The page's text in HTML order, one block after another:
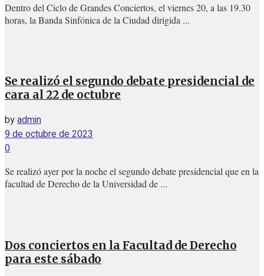
Dentro del Ciclo de Grandes Conciertos, el viernes 20, a las 19.30
horas, la Banda Sinfónica de la Ciudad dirigida ...
Se realizó el segundo debate presidencial de
cara al 22 de octubre
byadmin
9 de octubre de 2023
0
Se realizó ayer por la noche el segundo debate presidencial que en la
facultad de Derecho de la Universidad de ...
Dos conciertos en la Facultad de Derecho
para este sábado